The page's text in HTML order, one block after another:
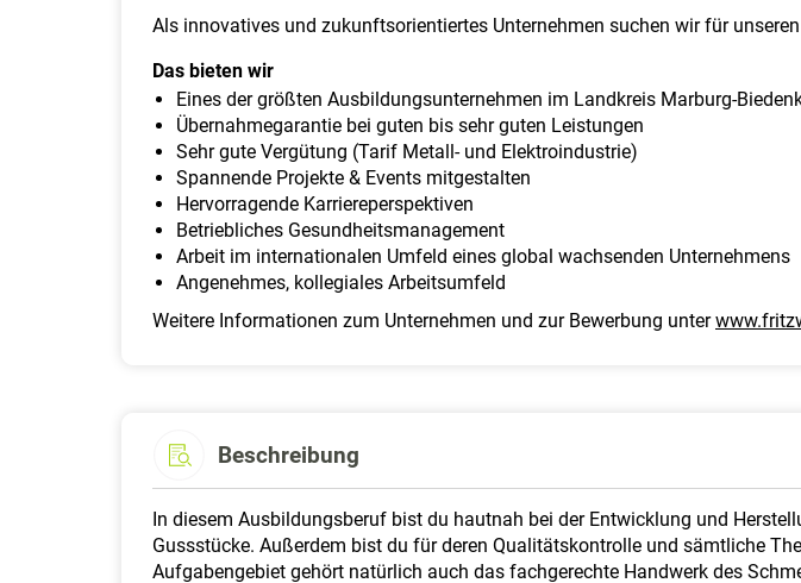
Als innovatives und zukunftsorientiertes Unternehmen suchen wir für
Das bieten wir
Eines der größten Ausbildungsunternehmen im Landkreis Marburg-
Übernahmegarantie bei guten bis sehr guten Leistungen
Sehr gute Vergütung (Tarif Metall- und Elektroindustrie)
Spannende Projekte & Events mitgestalten
Hervorragende Karriereperspektiven
Betriebliches Gesundheitsmanagement
Arbeit im internationalen Umfeld eines global wachsenden Unternehmens
Angenehmes, kollegiales Arbeitsumfeld
Weitere Informationen zum Unternehmen und zur Bewerbung unter
Beschreibung
​In diesem Ausbildungsberuf bist du hautnah bei der Entwicklung und
Gussstücke. Außerdem bist du für deren Qualitätskontrolle und sämtliche
Aufgabengebiet gehört natürlich auch das fachgerechte Handwerk des